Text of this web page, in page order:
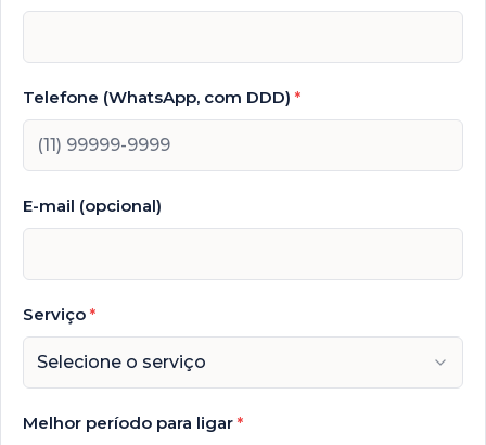
Telefone (WhatsApp, com DDD) *
E-mail (opcional)
Serviço *
Selecione o serviço
Melhor período para ligar *